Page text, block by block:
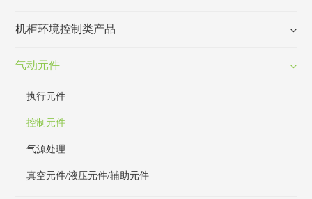
机柜环境控制类产品
气动元件
执行元件
控制元件
气源处理
真空元件/液压元件/辅助元件